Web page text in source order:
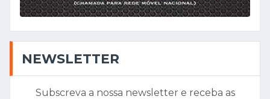
NEWSLETTER
Subscreva a nossa newsletter e receba as